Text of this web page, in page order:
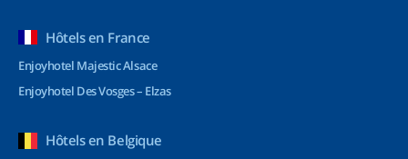
Hôtels en France
Enjoyhotel Majestic Alsace
Enjoyhotel Des Vosges – Elzas
Hôtels en Belgique